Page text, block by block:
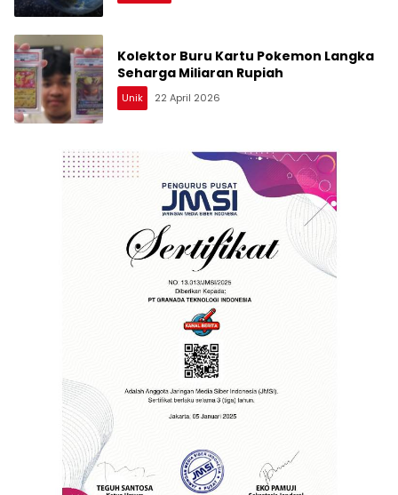
Kolektor Buru Kartu Pokemon Langka
Seharga Miliaran Rupiah
Unik 22 April 2026